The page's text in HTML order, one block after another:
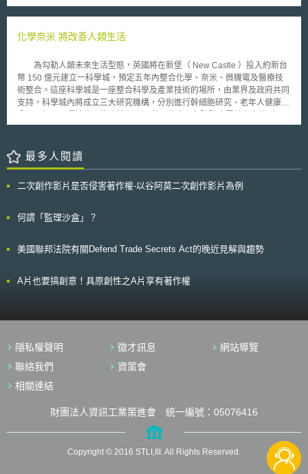
眾多新創公司與學術界人士上書印度「總理辦公室」（Prime Minister’s
極作為，成功說服印度當局作出暫緩該高度爭議的CRIs生效之決定。代表
SFLC等組織的專家表示，印度的軟體已受到《著作權法》與《營業秘密
法》的足夠保障，進一步開放發明人申請軟體專利只會對該國軟體產業並無
助益。 印度當局與相關團體在數個月間密集的進行研議，終於在2016
年2月決定修正原先發佈的CRIs，使其回歸印度《專利法》不開放軟體專利
申請的立法意旨。
化學奈米 將改善人類生活
為勾勒人類未來生活型態，英國將在新堡（ New Castle ）投入約新台
幣 150 億元建立一科學城，預定五年內整合化學、奈米、微機電及醫療技
術整合。這座科學城是一座整合科學及產業技術的場所，由業界及政府共同
支持，科學城內將成立三大研究機構，分別進行幹細胞研究、老年人健康、
Raymond Oliver F.R.Eng ）是這座科學城的主要規劃人，他指出，人類生
品的普及，三是智慧型生活空間的出現，四是再生能源出現。面對這四大現
象的普及，化工業者可以找到兩個發展方向，一是利用化學來提高醫療生活
質而言，化學可以進一步和幹細胞研究結合，並透過奈米技術發展出奈米級
外照射，讓硫化鎘等化學藥物能在體內直接殺死癌細胞 ； 在奈米材料方
最多人閱讀
二次創作影片是否侵害著作權-以谷阿莫二次創作影片為例
何謂「監理沙盒」？
美國聯邦法院有關Defend Trade Secrets Act的晚近見解與趨勢
A片也要搞創意！具原創性之A片享有著作權
隱私權聲明 徵才訊息
網站導覽
聯絡我們
資策會
相關連結
財團法人資訊工業策進會 統一編號：05076416
Copyright © 2016 STLI,III. All Rights Reserved.